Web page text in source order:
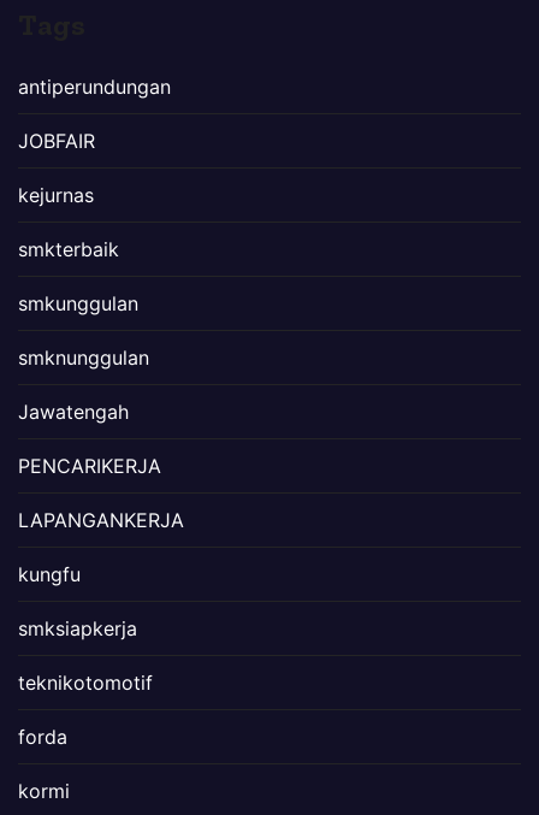
antiperundungan
JOBFAIR
kejurnas
smkterbaik
smkunggulan
smknunggulan
Jawatengah
PENCARIKERJA
LAPANGANKERJA
kungfu
smksiapkerja
teknikotomotif
forda
kormi